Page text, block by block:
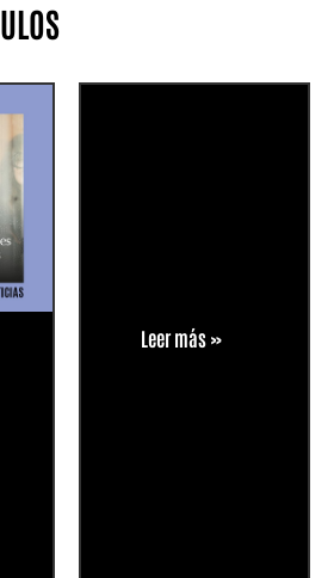
Leer más »